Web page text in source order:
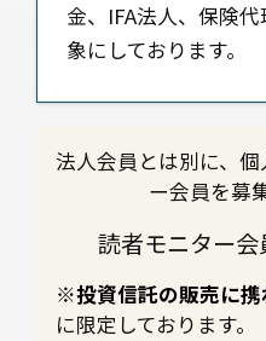
金、IFA法人、保険
象にしております。
法人会員とは別に、
ー会員を募
読者モニター
※投資信託の販売に
に限定しております。